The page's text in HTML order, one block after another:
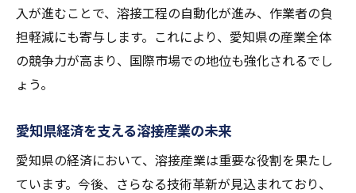
入が進むことで、溶接工程の自動化が進み、作業者の負
担軽減にも寄与します。これにより、愛知県の産業全体
の競争力が高まり、国際市場での地位も強化されるでし
ょう。
愛知県経済を支える溶接産業の未来
愛知県の経済において、溶接産業は重要な役割を果たし
ています。今後、さらなる技術革新が見込まれており、